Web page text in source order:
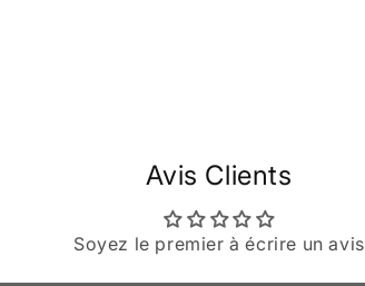
Avis Clients
Soyez le premier à écrire un avis